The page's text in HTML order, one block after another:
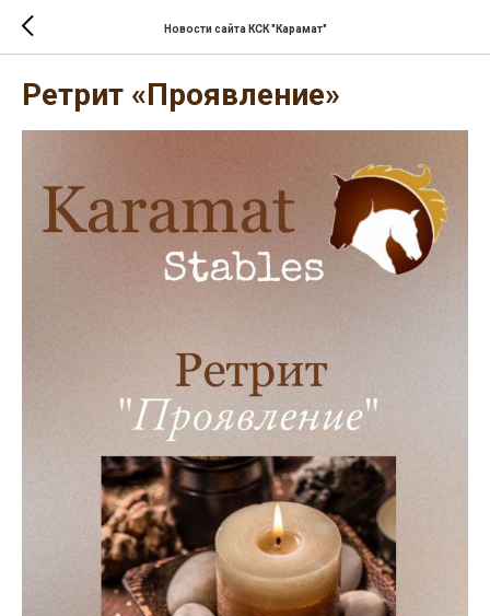
Новости сайта КСК "Карамат"
Ретрит «Проявление»